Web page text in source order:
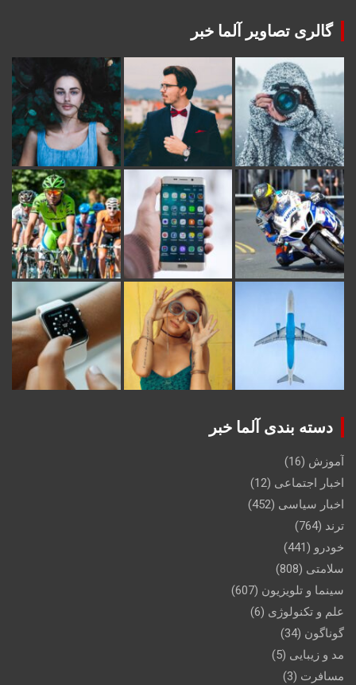
گالری تصاویر آلما خبر
دسته بندی آلما خبر
آموزش (16)
اخبار اجتماعی (12)
اخبار سیاسی (452)
ترند (764)
خودرو (441)
سلامتی (808)
سینما و تلویزیون (607)
علم و تکنولوژی (6)
گوناگون (34)
مد و زیبایی (5)
مسافرت (3)